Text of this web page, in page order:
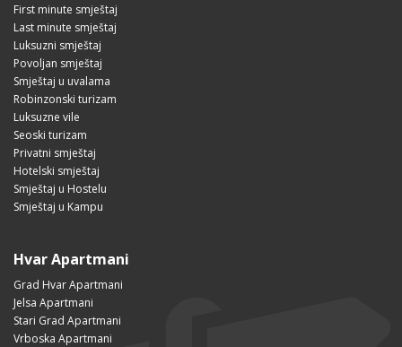
First minute smještaj
Last minute smještaj
Luksuzni smještaj
Povoljan smještaj
Smještaj u uvalama
Robinzonski turizam
Luksuzne vile
Seoski turizam
Privatni smještaj
Hotelski smještaj
Smještaj u Hostelu
Smještaj u Kampu
Hvar Apartmani
Grad Hvar Apartmani
Jelsa Apartmani
Stari Grad Apartmani
Vrboska Apartmani